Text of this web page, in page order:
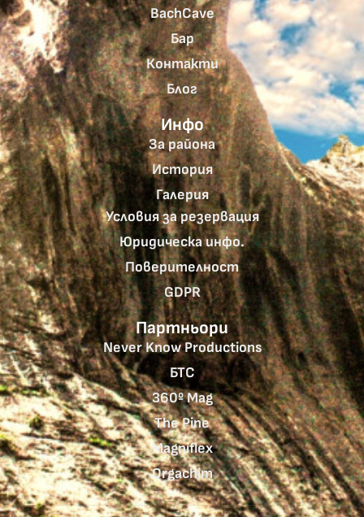
BachCave
Бар
Контакти
Блог
Инфо
За района
История
Галерия
Условия за резервация
Юридическа инфо.
Поверителност
GDPR
Партньори
Never Know Productions
БТС
360º Mag
The Pine
Magniflex
Orgachim